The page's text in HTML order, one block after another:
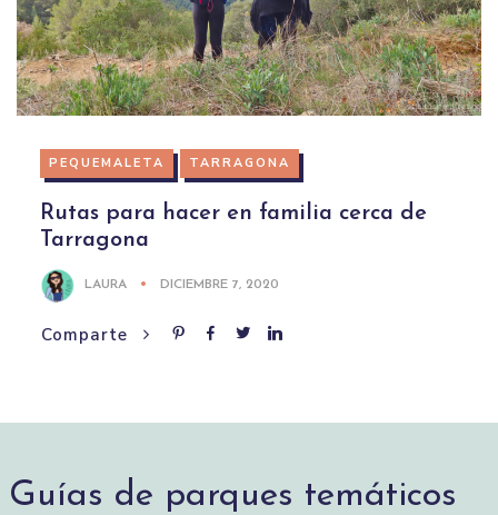
PEQUEMALETA TARRAGONA
Rutas para hacer en familia cerca de
Tarragona
LAURA DICIEMBRE 7, 2020
Comparte
Guías de parques temáticos